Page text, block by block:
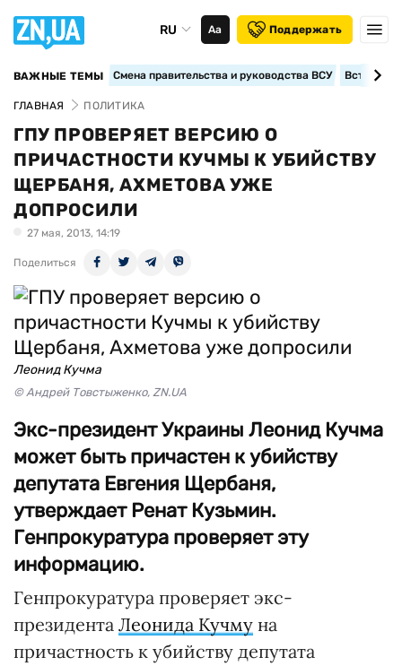
RU Аа Поддержать
ВАЖНЫЕ ТЕМЫ Смена правительства и руководства ВСУ
ГЛАВНАЯ ПОЛИТИКА
ГПУ ПРОВЕРЯЕТ ВЕРСИЮ О
ПРИЧАСТНОСТИ КУЧМЫ К УБИЙСТВУ
ЩЕРБАНЯ, АХМЕТОВА УЖЕ
ДОПРОСИЛИ
27 мая, 2013, 14:19
Поделиться
Леонид Кучма
© Андрей Товстыженко, ZN.UA
Экс-президент Украины Леонид Кучма
может быть причастен к убийству
депутата Евгения Щербаня,
утверждает Ренат Кузьмин.
Генпрокуратура проверяет эту
информацию.
Генпрокуратура проверяет экс-
президента Леонида Кучму на
причастность к убийству депутата